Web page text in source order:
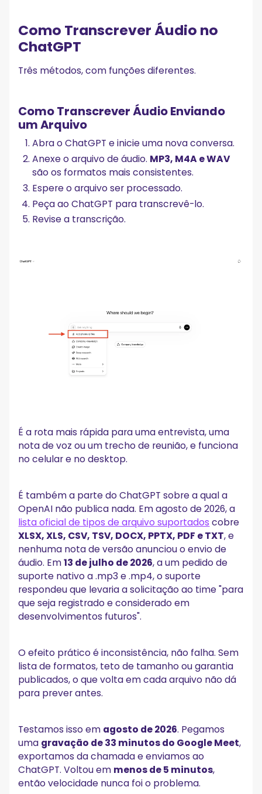
Como Transcrever Áudio no
ChatGPT
Três métodos, com funções diferentes.
Como Transcrever Áudio Enviando
um Arquivo
Abra o ChatGPT e inicie uma nova conversa.
Anexe o arquivo de áudio. MP3, M4A e WAV
são os formatos mais consistentes.
Espere o arquivo ser processado.
Peça ao ChatGPT para transcrevê-lo.
Revise a transcrição.
É a rota mais rápida para uma entrevista, uma
nota de voz ou um trecho de reunião, e funciona
no celular e no desktop.
É também a parte do ChatGPT sobre a qual a
OpenAI não publica nada. Em agosto de 2026, a
lista oficial de tipos de arquivo suportados cobre
XLSX, XLS, CSV, TSV, DOCX, PPTX, PDF e TXT, e
nenhuma nota de versão anunciou o envio de
áudio. Em13 de julho de 2026, a um pedido de
suporte nativo a .mp3 e .mp4, o suporte
respondeu que levaria a solicitação ao time "para
que seja registrado e considerado em
desenvolvimentos futuros".
O efeito prático é inconsistência, não falha. Sem
lista de formatos, teto de tamanho ou garantia
publicados, o que volta em cada arquivo não dá
para prever antes.
Testamos isso em agosto de 2026. Pegamos
uma gravação de 33 minutos do Google Meet,
exportamos da chamada e enviamos ao
ChatGPT. Voltou em menos de 5 minutos,
então velocidade nunca foi o problema.